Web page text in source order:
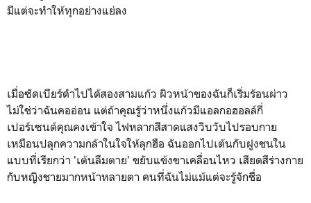
มีแต่จะทำให้ทุกอย่างแย่ลง
เมื่อซัดเบียร์ดำไปได้สองสามแก้ว ผิวหน้าของฉันก็เริ่มร้อนผ่าว
ไม่ใช่ว่าฉันคออ่อน แต่ถ้าคุณรู้ว่าหนึ่งแก้วมีแอลกอฮอลล์กี่
เปอร์เซนต์คุณคงเข้าใจ ไฟหลากสีสาดแสงวิบวับไปรอบกาย
เหมือนปลุกความกล้าในใจให้ลุกฮือ ฉันออกไปเต้นกับฝูงชนใน
แบบที่เรียกว่า 'เต้นลืมตาย' ขยับแข้งขาเคลื่อนไหว เสียดสีร่างกาย
กับหญิงชายมากหน้าหลายตา คนที่ฉันไม่แม้แต่จะรู้จักชื่อ